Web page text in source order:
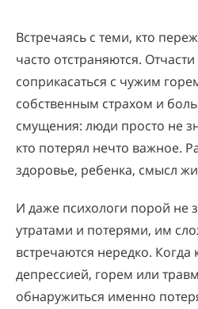
Встречаясь с теми, кто
часто отстраняются.
соприкасаться с чужим
собственным страхом и
смущения: люди просто не
кто потерял нечто важное.
здоровье, ребенка, смысл
И даже психологи порой не
утратами и потерями, им
встречаются нередко. Когда
депрессией, горем или
обнаружиться именно